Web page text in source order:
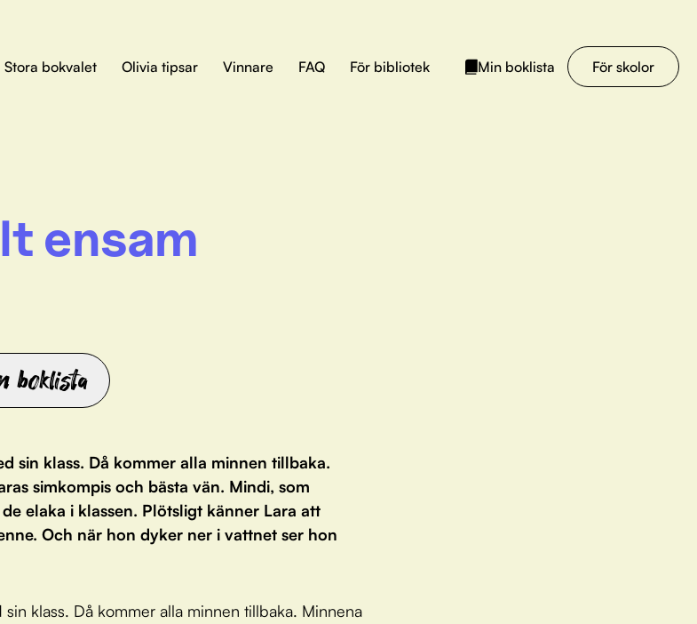
Stora bokvalet Olivia tipsar Vinnare FAQ För bibliotek Min boklista För skolor
ensam
boklista
sin klass. Då kommer alla minnen tillbaka.
simkompis och bästa vän. Mindi, som
elaka i klassen. Plötsligt känner Lara att
Och när hon dyker ner i vattnet ser hon
sin klass. Då kommer alla minnen tillbaka. Minnena